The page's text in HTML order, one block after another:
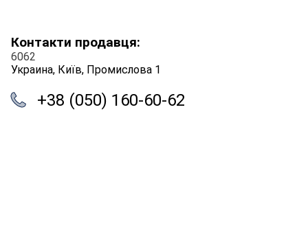
Контакти продавця:
6062
Украина, Київ, Промислова 1
+38 (050) 160-60-62